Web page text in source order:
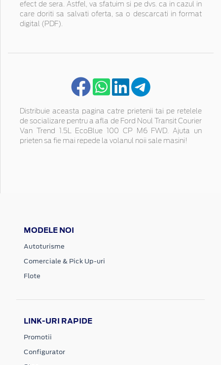
efect de sera. Astfel, va sfatuim si pe dvs. ca in cazul in
care doriti sa salvati oferta, sa o descarcati in format
digital (PDF).
Distribuie aceasta pagina catre prietenii tai pe retelele
de socializare pentru a afla de Ford Noul Transit Courier
Van Trend 1.5L EcoBlue 100 CP M6 FWD. Ajuta un
prieten sa fie mai repede la volanul noii sale masini!
MODELE NOI
Autoturisme
Comerciale & Pick Up-uri
Flote
LINK-URI RAPIDE
Promotii
Configurator